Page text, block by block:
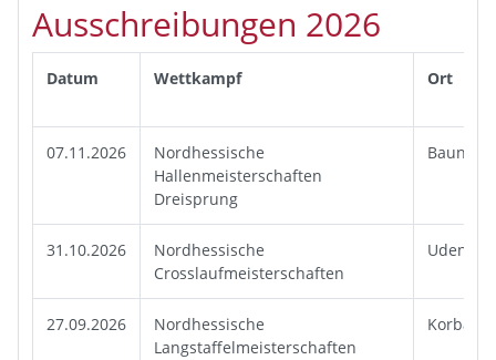
Ausschreibungen 2026
Datum Wettkampf Ort
07.11.2026
Nordhessische
Hallenmeisterschaften
Dreisprung
Baunatal
31.10.2026
Nordhessische
Crosslaufmeisterschaften
27.09.2026
Nordhessische
Langstaffelmeisterschaften
Korbach